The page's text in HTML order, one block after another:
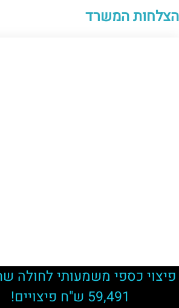
הצלחות המשרד
פיצוי כספי משמעותי לחולה
59,491 ש"ח פיצויים!